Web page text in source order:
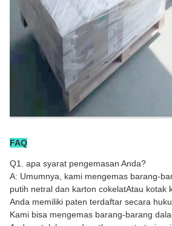
FAQ
Q1. apa syarat pengemasan Anda?
A: Umumnya, kami mengemas barang-
putih netral dan karton cokelatAtau kotak
Anda memiliki paten terdaftar secara
Kami bisa mengemas barang-barang